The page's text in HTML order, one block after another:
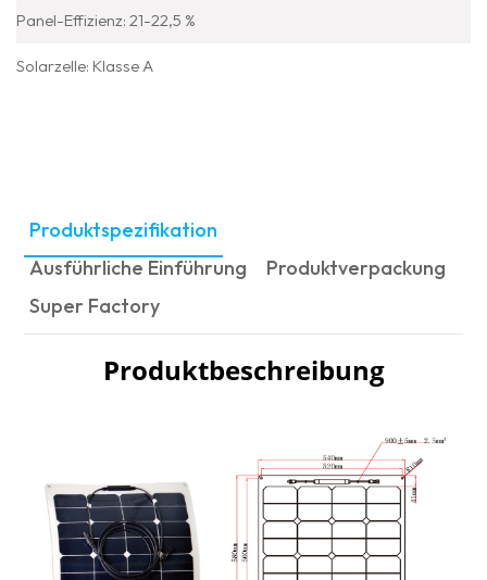
Panel-Effizienz: 21-22,5 %
Solarzelle: Klasse A
Produktspezifikation
Ausführliche Einführung
Produktverpackung
Super Factory
Produktbeschreibung